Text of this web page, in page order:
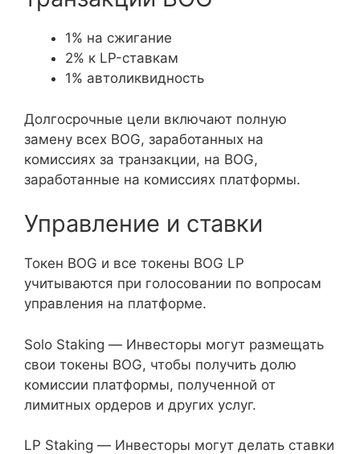
1% на сжигание
2% к LP-ставкам
1% автоликвидность
Долгосрочные цели включают полную
замену всех BOG, заработанных на
комиссиях за транзакции, на BOG,
заработанные на комиссиях платформы.
Управление и ставки
Токен BOG и все токены BOG LP
учитываются при голосовании по вопросам
управления на платформе.
Solo Staking — Инвесторы могут размещать
свои токены BOG, чтобы получить долю
комиссии платформы, полученной от
лимитных ордеров и других услуг.
LP Staking — Инвесторы могут делать ставки